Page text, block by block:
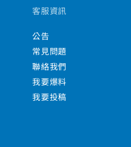
客服資訊
公告
常見問題
聯絡我們
我要爆料
我要投稿